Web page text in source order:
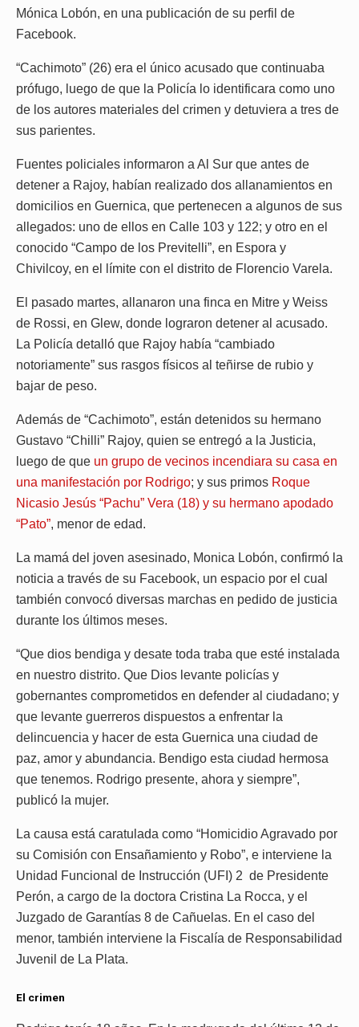
Mónica Lobón, en una publicación de su perfil de
Facebook.
“Cachimoto” (26) era el único acusado que continuaba
prófugo, luego de que la Policía lo identificara como uno
de los autores materiales del crimen y detuviera a tres de
sus parientes.
Fuentes policiales informaron a Al Sur que antes de
detener a Rajoy, habían realizado dos allanamientos en
domicilios en Guernica, que pertenecen a algunos de sus
allegados: uno de ellos en Calle 103 y 122; y otro en el
conocido “Campo de los Previtelli”, en Espora y
Chivilcoy, en el límite con el distrito de Florencio Varela.
El pasado martes, allanaron una finca en Mitre y Weiss
de Rossi, en Glew, donde lograron detener al acusado.
La Policía detalló que Rajoy había “cambiado
notoriamente” sus rasgos físicos al teñirse de rubio y
bajar de peso.
Además de “Cachimoto”, están detenidos su hermano
Gustavo “Chilli” Rajoy, quien se entregó a la Justicia,
luego de que un grupo de vecinos incendiara su casa en
una manifestación por Rodrigo; y sus primos Roque
Nicasio Jesús “Pachu” Vera (18) y su hermano apodado
“Pato”, menor de edad.
La mamá del joven asesinado, Monica Lobón, confirmó la
noticia a través de su Facebook, un espacio por el cual
también convocó diversas marchas en pedido de justicia
durante los últimos meses.
“Que dios bendiga y desate toda traba que esté instalada
en nuestro distrito. Que Dios levante policías y
gobernantes comprometidos en defender al ciudadano; y
que levante guerreros dispuestos a enfrentar la
delincuencia y hacer de esta Guernica una ciudad de
paz, amor y abundancia. Bendigo esta ciudad hermosa
que tenemos. Rodrigo presente, ahora y siempre”,
publicó la mujer.
La causa está caratulada como “Homicidio Agravado por
su Comisión con Ensañamiento y Robo”, e interviene la
Unidad Funcional de Instrucción (UFI) 2 de Presidente
Perón, a cargo de la doctora Cristina La Rocca, y el
Juzgado de Garantías 8 de Cañuelas. En el caso del
menor, también interviene la Fiscalía de Responsabilidad
Juvenil de La Plata.
El crimen